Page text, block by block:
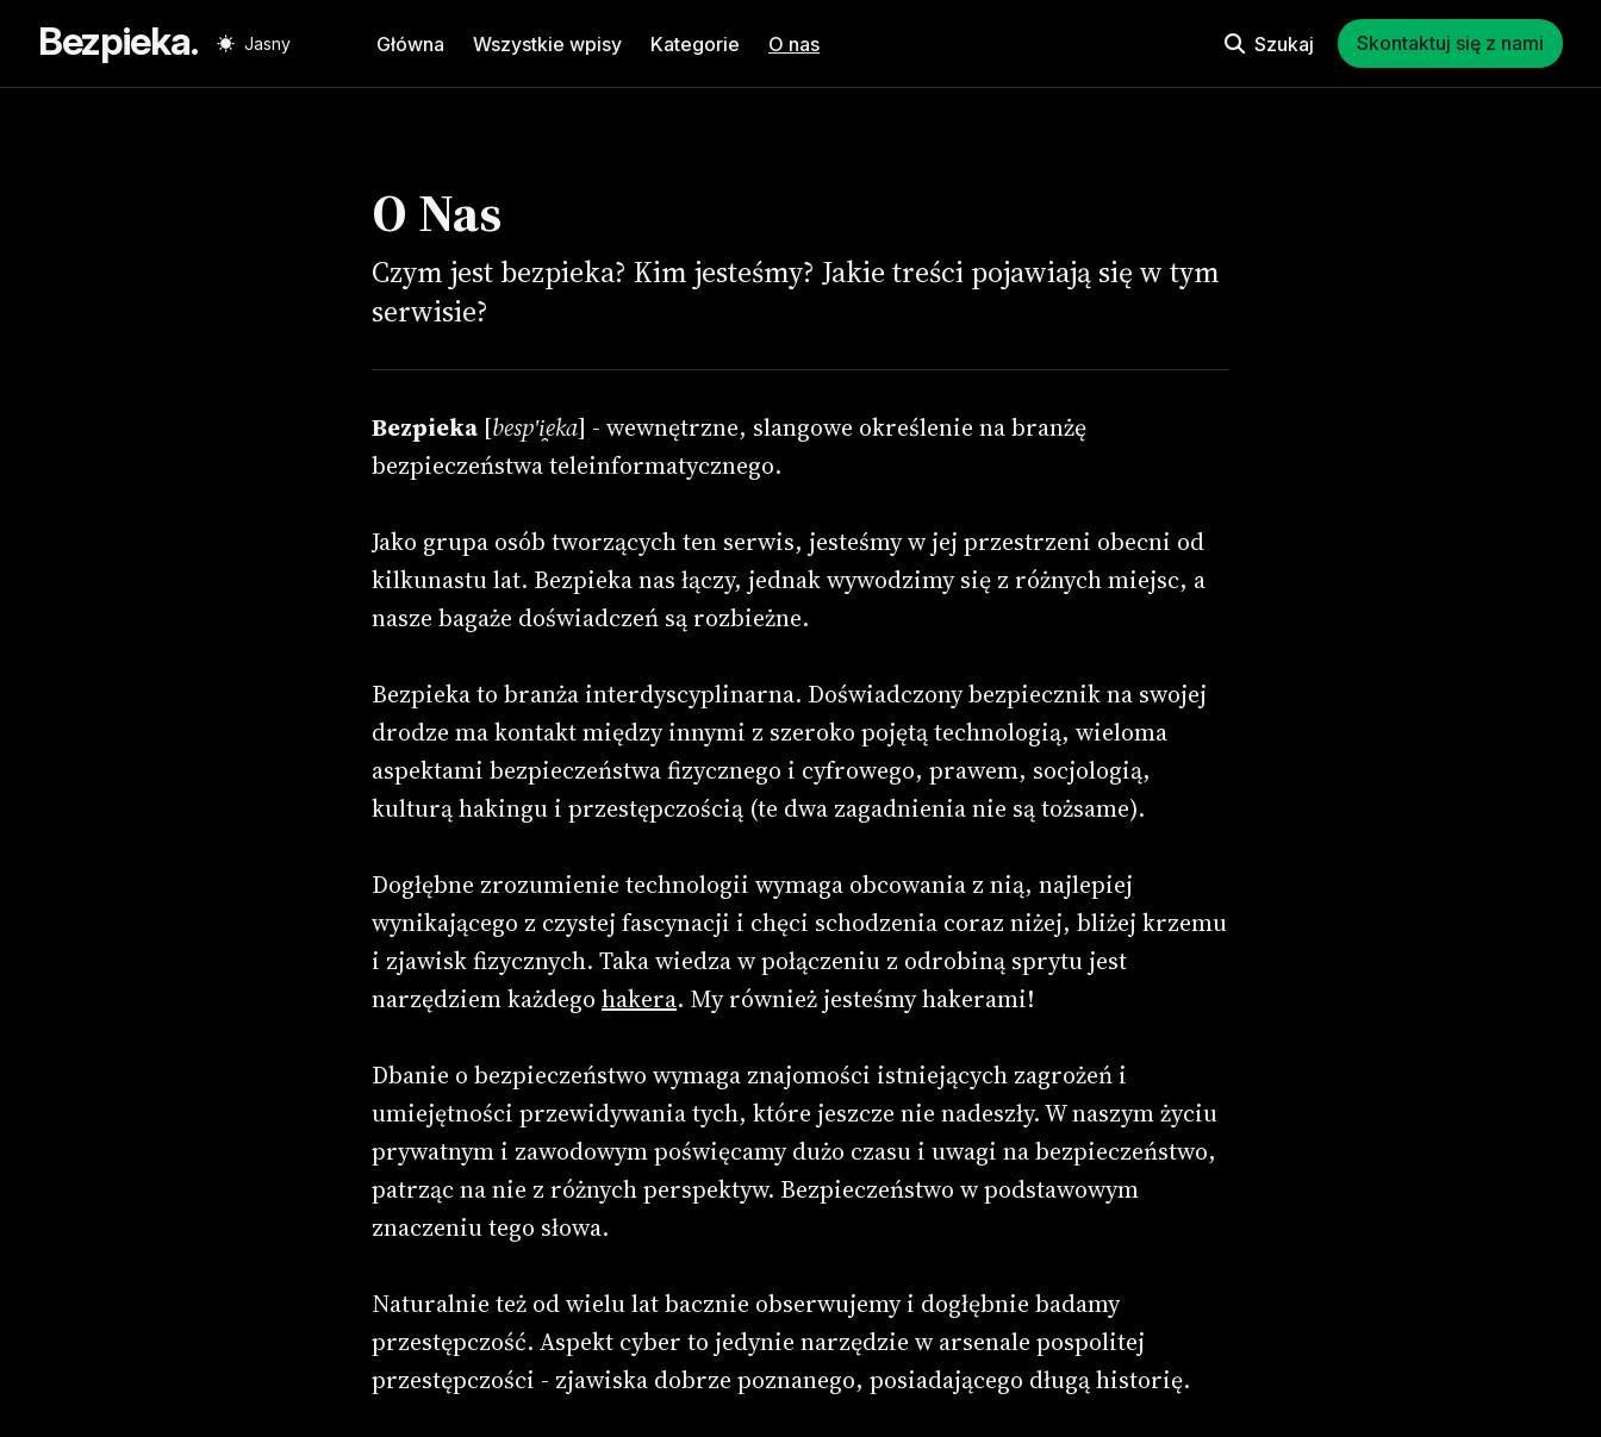
Bezpieka. Jasny Główna Wszystkie wpisy Kategorie O nas Szukaj Skontaktuj się z nami
O Nas
Czym jest bezpieka? Kim jesteśmy? Jakie treści pojawiają się w tym
serwisie?
Bezpieka [bespʹi̯eka] - wewnętrzne, slangowe określenie na branżę
bezpieczeństwa teleinformatycznego.
Jako grupa osób tworzących ten serwis, jesteśmy w jej przestrzeni obecni od
kilkunastu lat. Bezpieka nas łączy, jednak wywodzimy się z różnych miejsc, a
nasze bagaże doświadczeń są rozbieżne.
Bezpieka to branża interdyscyplinarna. Doświadczony bezpiecznik na swojej
drodze ma kontakt między innymi z szeroko pojętą technologią, wieloma
aspektami bezpieczeństwa fizycznego i cyfrowego, prawem, socjologią,
kulturą hakingu i przestępczością (te dwa zagadnienia nie są tożsame).
Dogłębne zrozumienie technologii wymaga obcowania z nią, najlepiej
wynikającego z czystej fascynacji i chęci schodzenia coraz niżej, bliżej krzemu
i zjawisk fizycznych. Taka wiedza w połączeniu z odrobiną sprytu jest
narzędziem każdego hakera. My również jesteśmy hakerami!
Dbanie o bezpieczeństwo wymaga znajomości istniejących zagrożeń i
umiejętności przewidywania tych, które jeszcze nie nadeszły. W naszym życiu
prywatnym i zawodowym poświęcamy dużo czasu i uwagi na bezpieczeństwo,
patrząc na nie z różnych perspektyw. Bezpieczeństwo w podstawowym
znaczeniu tego słowa.
Naturalnie też od wielu lat bacznie obserwujemy i dogłębnie badamy
przestępczość. Aspekt cyber to jedynie narzędzie w arsenale pospolitej
przestępczości - zjawiska dobrze poznanego, posiadającego długą historię.